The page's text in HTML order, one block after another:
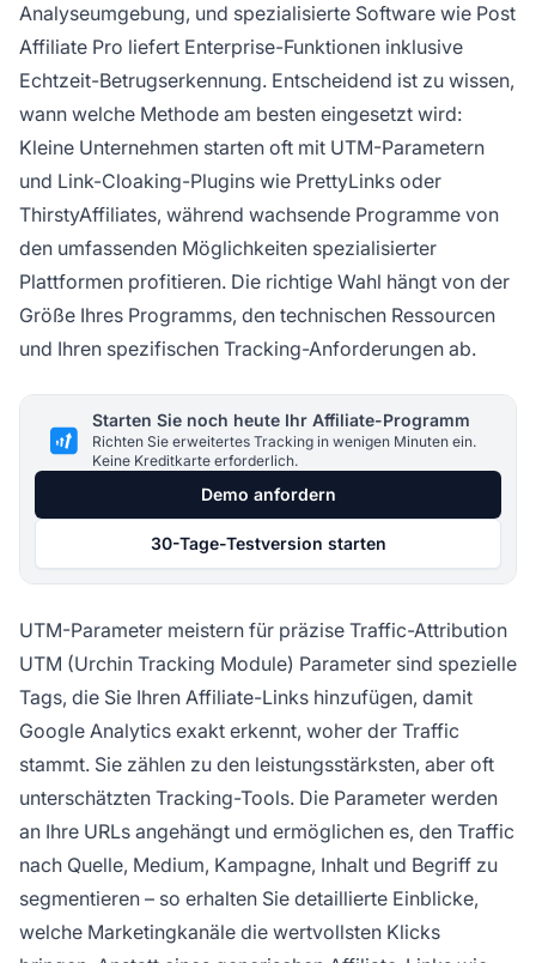
Analyseumgebung, und spezialisierte Software wie Post
Affiliate Pro liefert Enterprise-Funktionen inklusive
Echtzeit-Betrugserkennung. Entscheidend ist zu wissen,
wann welche Methode am besten eingesetzt wird:
Kleine Unternehmen starten oft mit UTM-Parametern
und Link-Cloaking-Plugins wie PrettyLinks oder
ThirstyAffiliates, während wachsende Programme von
den umfassenden Möglichkeiten spezialisierter
Plattformen profitieren. Die richtige Wahl hängt von der
Größe Ihres Programms, den technischen Ressourcen
und Ihren spezifischen Tracking-Anforderungen ab.
Starten Sie noch heute Ihr Affiliate-Programm
Richten Sie erweitertes Tracking in wenigen Minuten ein.
Keine Kreditkarte erforderlich.
Demo anfordern
30-Tage-Testversion starten
UTM-Parameter meistern für präzise Traffic-Attribution
UTM (Urchin Tracking Module) Parameter sind spezielle
Tags, die Sie Ihren Affiliate-Links hinzufügen, damit
Google Analytics exakt erkennt, woher der Traffic
stammt. Sie zählen zu den leistungsstärksten, aber oft
unterschätzten Tracking-Tools. Die Parameter werden
an Ihre URLs angehängt und ermöglichen es, den Traffic
nach Quelle, Medium, Kampagne, Inhalt und Begriff zu
segmentieren – so erhalten Sie detaillierte Einblicke,
welche Marketingkanäle die wertvollsten Klicks